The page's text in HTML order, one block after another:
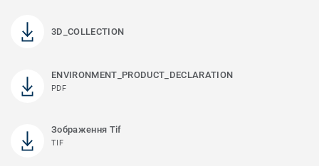
3D_COLLECTION
ENVIRONMENT_PRODUCT_DECLARATION
PDF
Зображення Tif
TIF